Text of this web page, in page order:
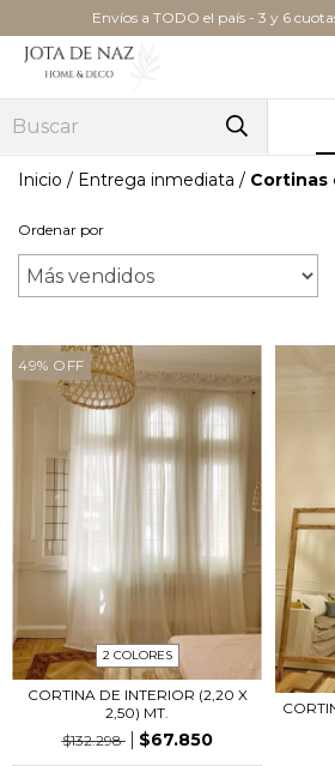
Envíos a TODO el país - 3 y 6
Inicio / Entrega inmediata / Cortinas
Ordenar por
49% OFF
2 COLORES
CORTINA DE INTERIOR (2,20 X
2,50) MT.
$132.298
$67.850